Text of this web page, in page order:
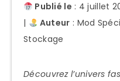
Publié le : 4 juillet
|
Auteur : Mod
Stockage
Découvrez l’univers